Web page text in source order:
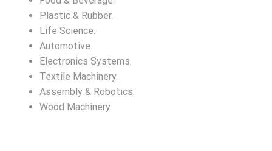
Plastic & Rubber.
Life Science.
Automotive.
Electronics Systems.
Textile Machinery.
Assembly & Robotics.
Wood Machinery.